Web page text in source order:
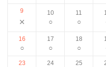
9
×
10
○
11
○
16
○
17
○
18
○
23 24 25